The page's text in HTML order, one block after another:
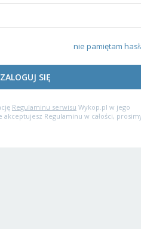
nie pamiętam
ZALOGUJ SIĘ
Regulaminu serwisu Wykop.pl w jego
Regulaminu w całości,